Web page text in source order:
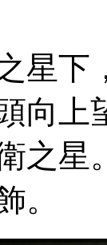
星下
向上
之星
。